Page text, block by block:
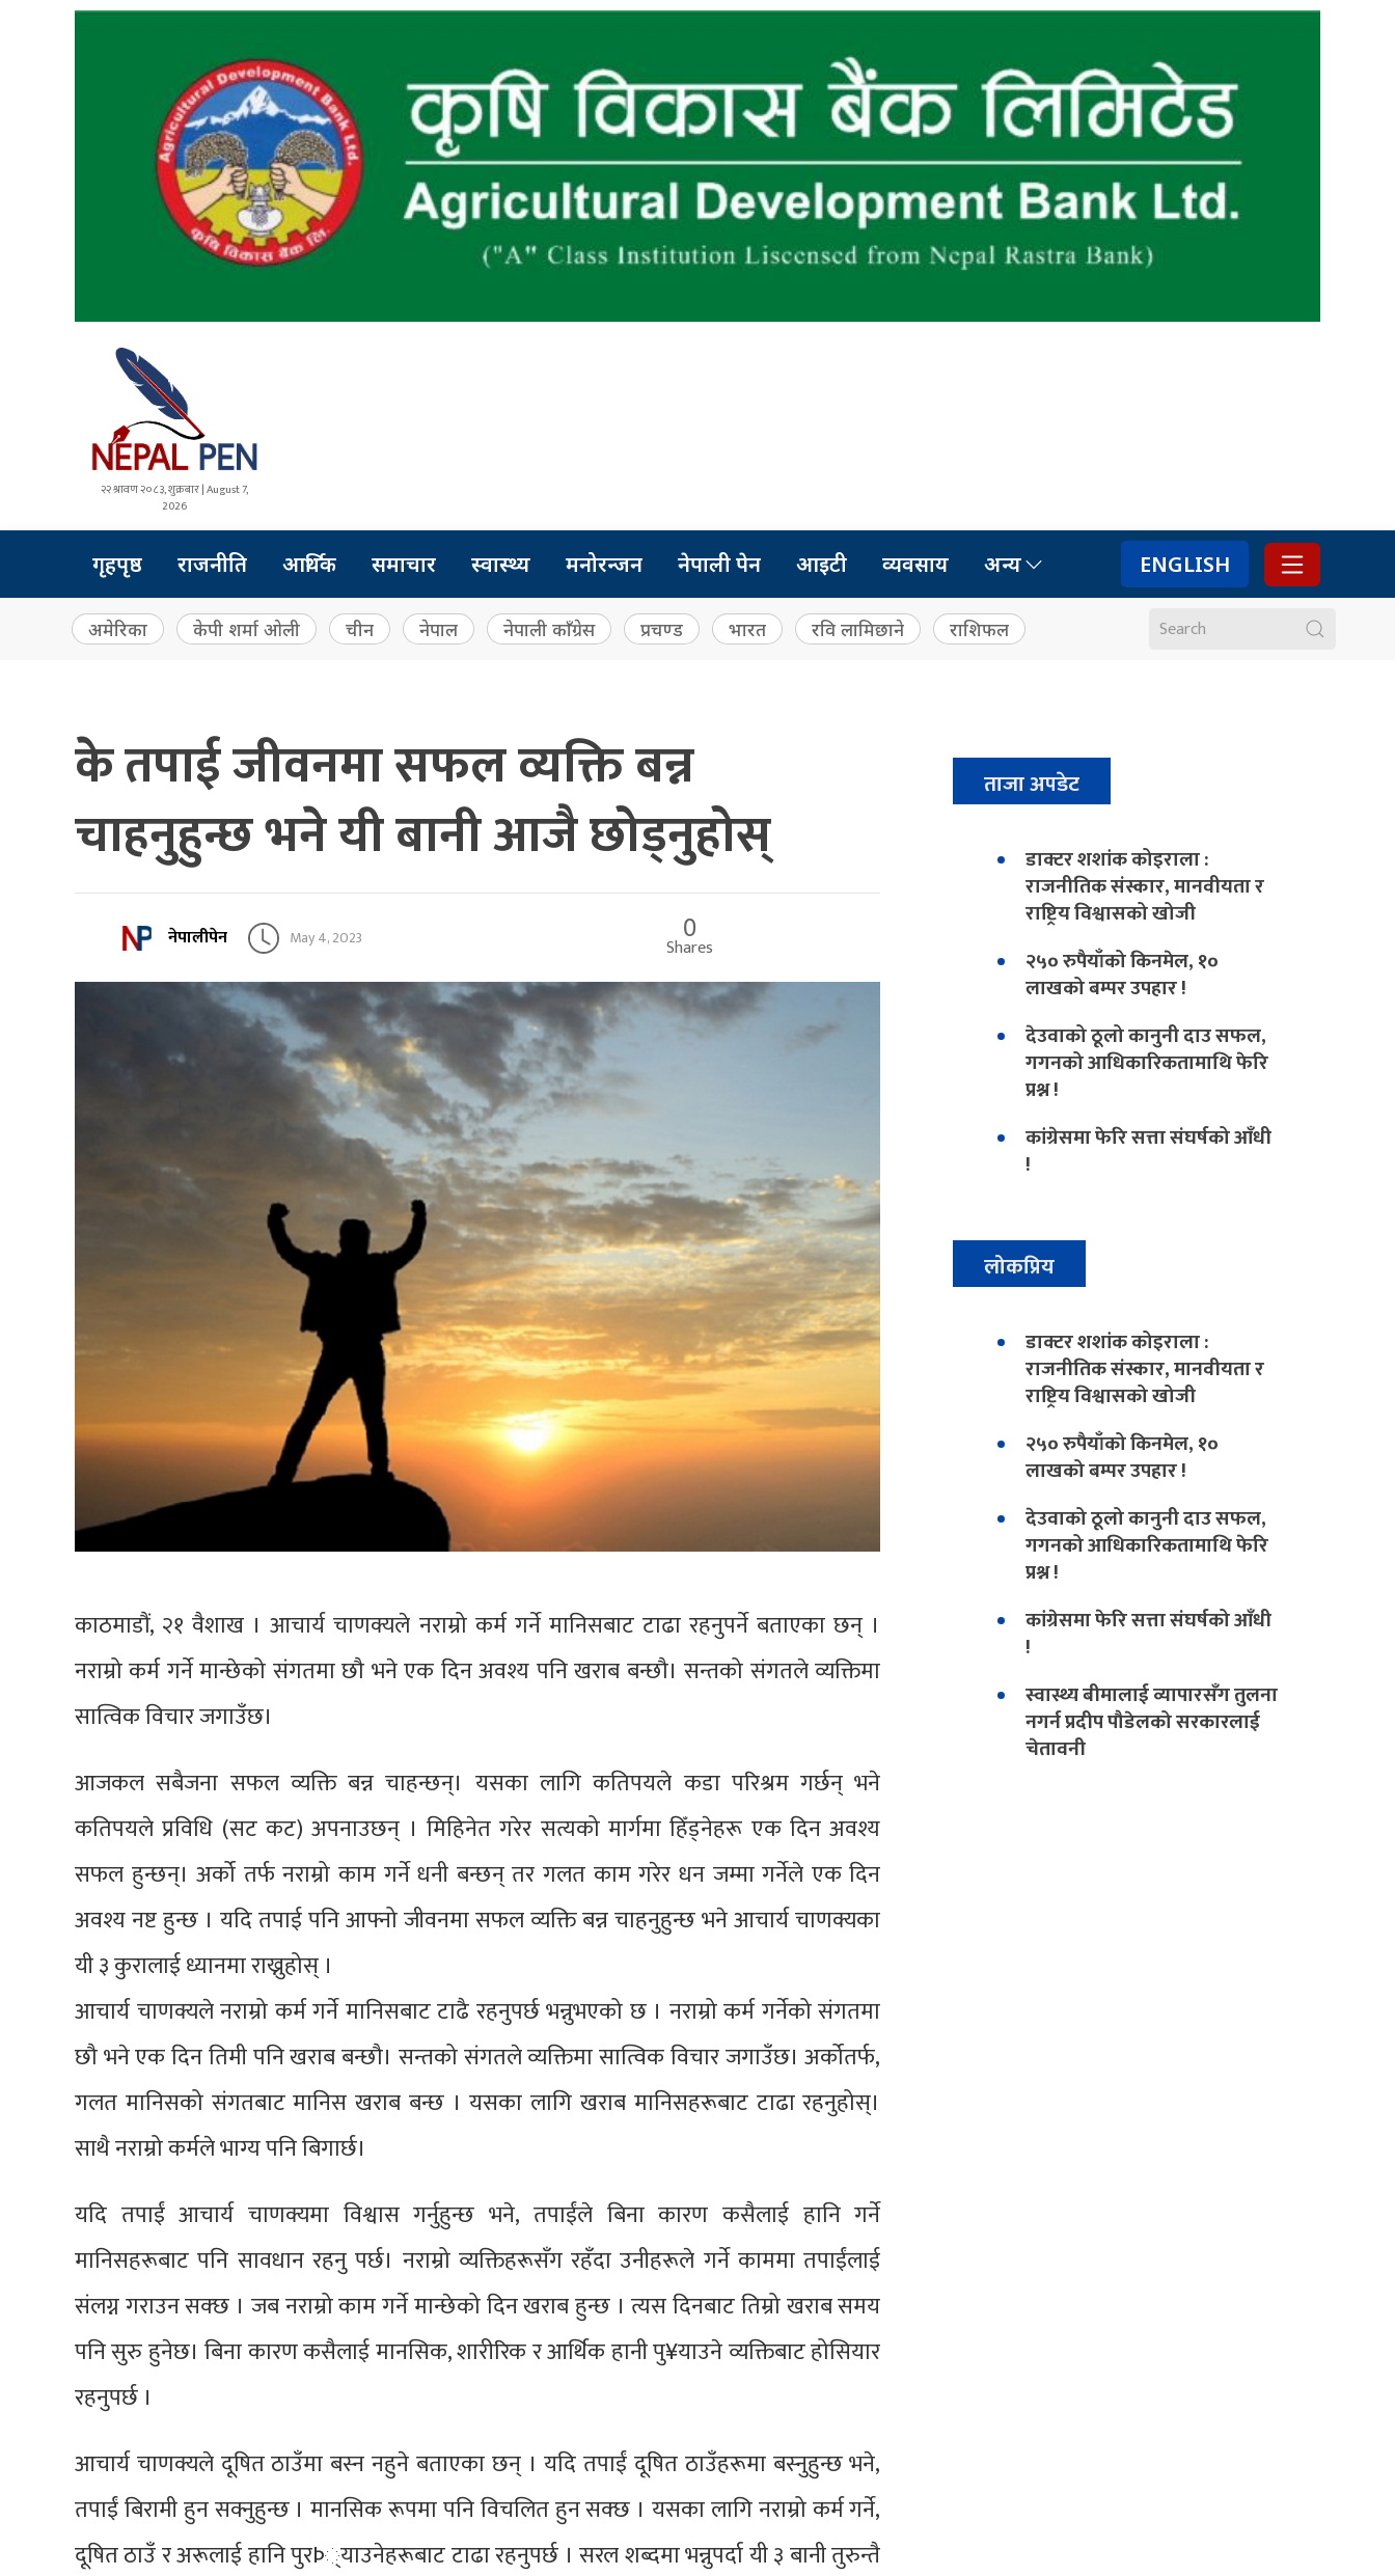
२२ श्रावण २०८३, शुक्रबार | August 7,
2026
गृहपृष्ठ राजनीति आर्थिक समाचार स्वास्थ्य मनोरन्जन नेपाली पेन आइटी व्यवसाय अन्य ENGLISH
अमेरिका केपी शर्मा ओली चीन नेपाल नेपाली काँग्रेस प्रचण्ड भारत रवि लामिछाने राशिफल
के तपाई जीवनमा सफल व्यक्ति बन्न
चाहनुहुन्छ भने यी बानी आजै छोड्नुहोस्
नेपालीपेन May 4, 2023 0
Shares
काठमाडौं, २१ वैशाख । आचार्य चाणक्यले नराम्रो कर्म गर्ने मानिसबाट टाढा रहनुपर्ने बताएका छन् ।
नराम्रो कर्म गर्ने मान्छेको संगतमा छौ भने एक दिन अवश्य पनि खराब बन्छौ। सन्तको संगतले व्यक्तिमा
सात्विक विचार जगाउँछ।
आजकल सबैजना सफल व्यक्ति बन्न चाहन्छन्। यसका लागि कतिपयले कडा परिश्रम गर्छन् भने
कतिपयले प्रविधि (सट कट) अपनाउछन् । मिहिनेत गरेर सत्यको मार्गमा हिँड्नेहरू एक दिन अवश्य
सफल हुन्छन्। अर्को तर्फ नराम्रो काम गर्ने धनी बन्छन् तर गलत काम गरेर धन जम्मा गर्नेले एक दिन
अवश्य नष्ट हुन्छ । यदि तपाई पनि आफ्नो जीवनमा सफल व्यक्ति बन्न चाहनुहुन्छ भने आचार्य चाणक्यका
यी ३ कुरालाई ध्यानमा राख्नुहोस् ।
आचार्य चाणक्यले नराम्रो कर्म गर्ने मानिसबाट टाढै रहनुपर्छ भन्नुभएको छ । नराम्रो कर्म गर्नेको संगतमा
छौ भने एक दिन तिमी पनि खराब बन्छौ। सन्तको संगतले व्यक्तिमा सात्विक विचार जगाउँछ। अर्कोतर्फ,
गलत मानिसको संगतबाट मानिस खराब बन्छ । यसका लागि खराब मानिसहरूबाट टाढा रहनुहोस्।
साथै नराम्रो कर्मले भाग्य पनि बिगार्छ।
यदि तपाईं आचार्य चाणक्यमा विश्वास गर्नुहुन्छ भने, तपाईंले बिना कारण कसैलाई हानि गर्ने
मानिसहरूबाट पनि सावधान रहनु पर्छ। नराम्रो व्यक्तिहरूसँग रहँदा उनीहरूले गर्ने काममा तपाईंलाई
संलग्न गराउन सक्छ । जब नराम्रो काम गर्ने मान्छेको दिन खराब हुन्छ । त्यस दिनबाट तिम्रो खराब समय
पनि सुरु हुनेछ। बिना कारण कसैलाई मानसिक, शारीरिक र आर्थिक हानी पु¥याउने व्यक्तिबाट होसियार
रहनुपर्छ ।
आचार्य चाणक्यले दूषित ठाउँमा बस्न नहुने बताएका छन् । यदि तपाईं दूषित ठाउँहरूमा बस्नुहुन्छ भने,
तपाईं बिरामी हुन सक्नुहुन्छ । मानसिक रूपमा पनि विचलित हुन सक्छ । यसका लागि नराम्रो कर्म गर्ने,
दूषित ठाउँ र अरूलाई हानि पुरÞ्याउनेहरूबाट टाढा रहनुपर्छ । सरल शब्दमा भन्नुपर्दा यी ३ बानी तुरुन्तै
ताजा अपडेट
डाक्टर शशांक कोइराला :
राजनीतिक संस्कार, मानवीयता र
राष्ट्रिय विश्वासको खोजी
२५० रुपैयाँको किनमेल, १०
लाखको बम्पर उपहार !
देउवाको ठूलो कानुनी दाउ सफल,
गगनको आधिकारिकतामाथि फेरि
प्रश्न !
कांग्रेसमा फेरि सत्ता संघर्षको आँधी
!
लोकप्रिय
डाक्टर शशांक कोइराला :
राजनीतिक संस्कार, मानवीयता र
राष्ट्रिय विश्वासको खोजी
२५० रुपैयाँको किनमेल, १०
लाखको बम्पर उपहार !
देउवाको ठूलो कानुनी दाउ सफल,
गगनको आधिकारिकतामाथि फेरि
प्रश्न !
कांग्रेसमा फेरि सत्ता संघर्षको आँधी
!
स्वास्थ्य बीमालाई व्यापारसँग तुलना
नगर्न प्रदीप पौडेलको सरकारलाई
चेतावनी